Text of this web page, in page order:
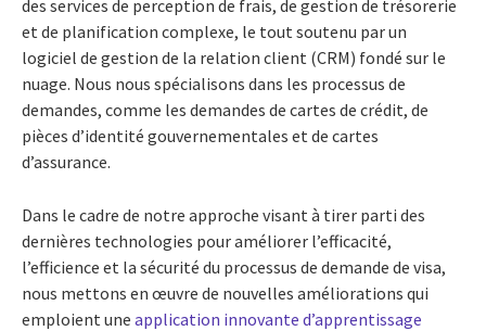
des services de perception de frais, de gestion de trésorerie
et de planification complexe, le tout soutenu par un
logiciel de gestion de la relation client (CRM) fondé sur le
nuage. Nous nous spécialisons dans les processus de
demandes, comme les demandes de cartes de crédit, de
pièces d’identité gouvernementales et de cartes
d’assurance.
Dans le cadre de notre approche visant à tirer parti des
dernières technologies pour améliorer l’efficacité,
l’efficience et la sécurité du processus de demande de visa,
nous mettons en œuvre de nouvelles améliorations qui
emploient une application innovante d’apprentissage